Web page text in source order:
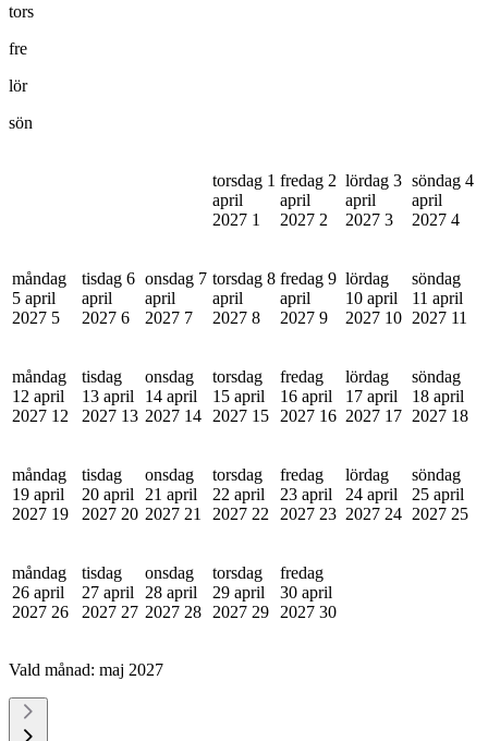
tors
fre
lör
sön
torsdag 1
april
2027 1
fredag 2
april
2027 2
lördag 3
april
2027 3
söndag 4
april
2027 4
måndag
5 april
2027 5
tisdag 6
april
2027 6
onsdag 7
april
2027 7
torsdag 8
april
2027 8
fredag 9
april
2027 9
lördag
10 april
2027 10
söndag
11 april
2027 11
måndag
12 april
2027 12
tisdag
13 april
2027 13
onsdag
14 april
2027 14
torsdag
15 april
2027 15
fredag
16 april
2027 16
lördag
17 april
2027 17
söndag
18 april
2027 18
måndag
19 april
2027 19
tisdag
20 april
2027 20
onsdag
21 april
2027 21
torsdag
22 april
2027 22
fredag
23 april
2027 23
lördag
24 april
2027 24
söndag
25 april
2027 25
måndag
26 april
2027 26
tisdag
27 april
2027 27
onsdag
28 april
2027 28
torsdag
29 april
2027 29
fredag
30 april
2027 30
Vald månad: maj 2027